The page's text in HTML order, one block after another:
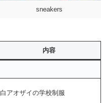
sneakers
内容
白アオザイの学校制服